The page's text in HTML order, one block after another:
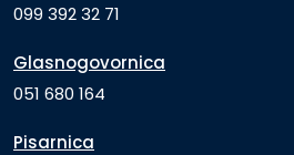
099 392 32 71
Glasnogovornica
051 680 164
Pisarnica